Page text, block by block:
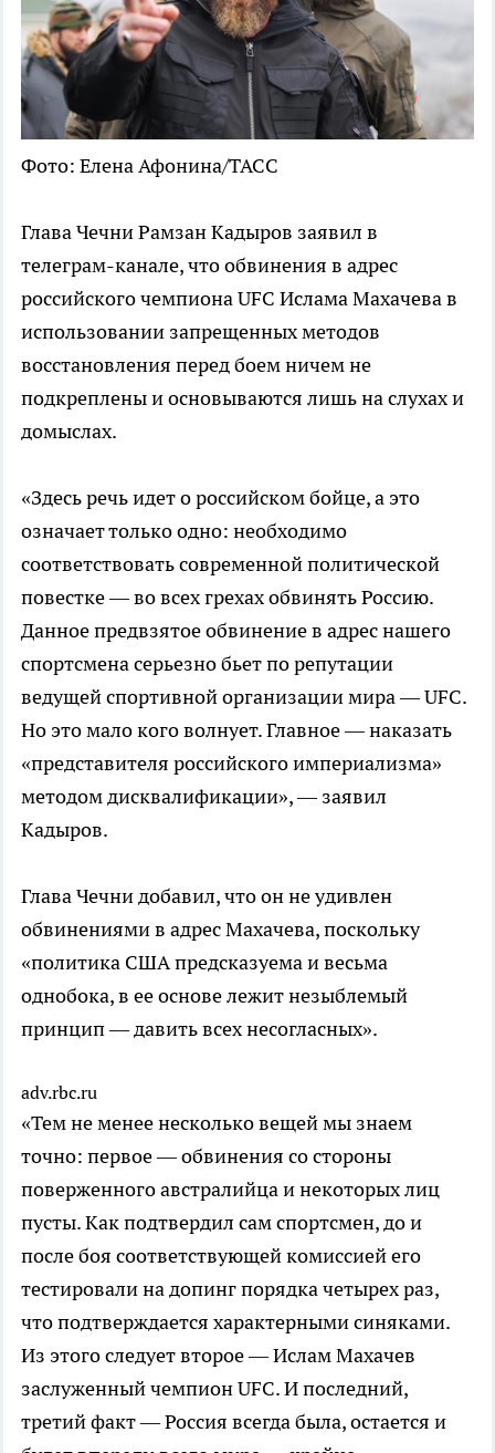
Фото: Елена Афонина/ТАСС
Глава Чечни Рамзан Кадыров заявил в
телеграм-канале, что обвинения в адрес
российского чемпиона UFC Ислама Махачева в
использовании запрещенных методов
восстановления перед боем ничем не
подкреплены и основываются лишь на слухах и
домыслах.
«Здесь речь идет о российском бойце, а это
означает только одно: необходимо
соответствовать современной политической
повестке — во всех грехах обвинять Россию.
Данное предвзятое обвинение в адрес нашего
спортсмена серьезно бьет по репутации
ведущей спортивной организации мира — UFC.
Но это мало кого волнует. Главное — наказать
«представителя российского империализма»
методом дисквалификации», — заявил
Кадыров.
Глава Чечни добавил, что он не удивлен
обвинениями в адрес Махачева, поскольку
«политика США предсказуема и весьма
однобока, в ее основе лежит незыблемый
принцип — давить всех несогласных».
adv.rbc.ru
«Тем не менее несколько вещей мы знаем
точно: первое — обвинения со стороны
поверженного австралийца и некоторых лиц
пусты. Как подтвердил сам спортсмен, до и
после боя соответствующей комиссией его
тестировали на допинг порядка четырех раз,
что подтверждается характерными синяками.
Из этого следует второе — Ислам Махачев
заслуженный чемпион UFC. И последний,
третий факт — Россия всегда была, остается и